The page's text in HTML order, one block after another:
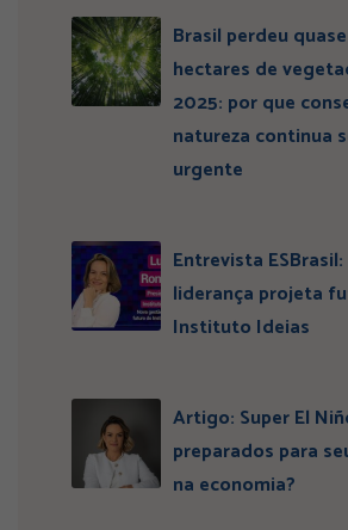
Brasil perdeu
hectares de
2025: por que
natureza continua
urgente
Entrevista
liderança projeta
Instituto Ideias
Artigo: Super El
preparados para
na economia?